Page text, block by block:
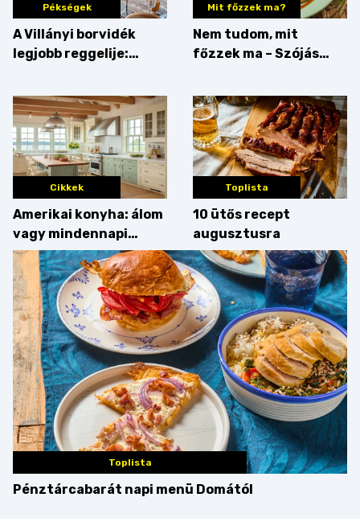
Pékségek
A Villányi borvidék
legjobb reggelije:
gourmet pékáruk
Palkonyán
Mit főzzek ma?
Nem tudom, mit
főzzek ma – Szójás
Cikkek
Amerikai konyha: álom
vagy mindennapi
bosszúság? Mutatjuk
az érveket
Toplista
10 ütős recept
augusztusra
Toplista
Pénztárcabarát napi menü Domától